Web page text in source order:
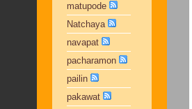
matupode
Natchaya
navapat
pacharamon
pailin
pakawat